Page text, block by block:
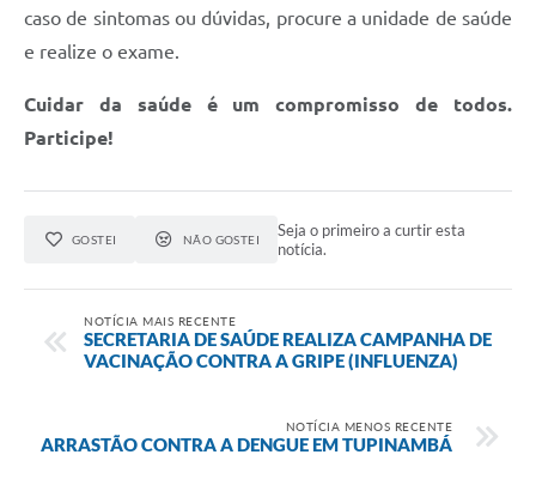
caso de sintomas ou dúvidas, procure a unidade de saúde
e realize o exame.
Cuidar da saúde é um compromisso de todos.
Participe!
GOSTEI NÃO GOSTEI
Seja o primeiro a curtir esta
notícia.
NOTÍCIA MAIS RECENTE
SECRETARIA DE SAÚDE REALIZA CAMPANHA DE
VACINAÇÃO CONTRA A GRIPE (INFLUENZA)
NOTÍCIA MENOS RECENTE
ARRASTÃO CONTRA A DENGUE EM TUPINAMBÁ